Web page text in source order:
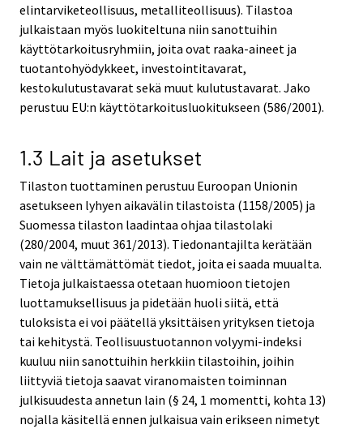
elintarviketeollisuus, metalliteollisuus). Tilastoa
julkaistaan myös luokiteltuna niin sanottuihin
käyttötarkoitusryhmiin, joita ovat raaka-aineet ja
tuotantohyödykkeet, investointitavarat,
kestokulutustavarat sekä muut kulutustavarat. Jako
perustuu EU:n käyttötarkoitusluokitukseen (586/2001).
1.3 Lait ja asetukset
Tilaston tuottaminen perustuu Euroopan Unionin
asetukseen lyhyen aikavälin tilastoista (1158/2005) ja
Suomessa tilaston laadintaa ohjaa tilastolaki
(280/2004, muut 361/2013). Tiedonantajilta kerätään
vain ne välttämättömät tiedot, joita ei saada muualta.
Tietoja julkaistaessa otetaan huomioon tietojen
luottamuksellisuus ja pidetään huoli siitä, että
tuloksista ei voi päätellä yksittäisen yrityksen tietoja
tai kehitystä. Teollisuustuotannon volyymi-indeksi
kuuluu niin sanottuihin herkkiin tilastoihin, joihin
liittyviä tietoja saavat viranomaisten toiminnan
julkisuudesta annetun lain (§ 24, 1 momentti, kohta 13)
nojalla käsitellä ennen julkaisua vain erikseen nimetyt